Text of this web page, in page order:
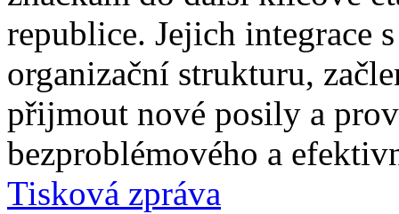
republice. Jejich integrace
organizační strukturu,
přijmout nové posily a
bezproblémového a
Tisková zpráva